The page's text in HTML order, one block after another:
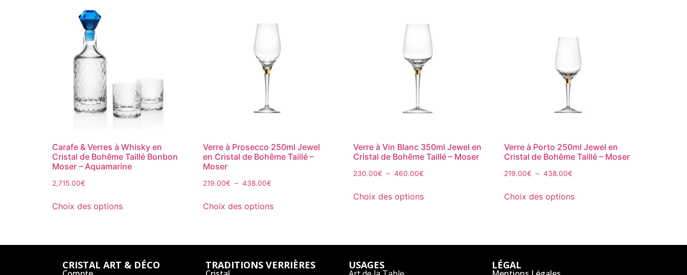
Carafe & Verres à Whisky en
Cristal de Bohême Taillé Bonbon
Moser – Aquamarine
2,715.00€
Choix des options
Verre à Prosecco 250ml Jewel
en Cristal de Bohême Taillé –
Moser
219.00€ – 438.00€
Choix des options
Verre à Vin Blanc 350ml Jewel en
Cristal de Bohême Taillé – Moser
230.00€ – 460.00€
Choix des options
Verre à Porto 250ml Jewel en
Cristal de Bohême Taillé – Moser
219.00€ – 438.00€
Choix des options
CRISTAL ART & DÉCO TRADITIONS VERRIÈRES USAGES LÉGAL